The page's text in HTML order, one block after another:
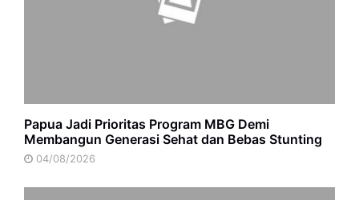
Papua Jadi Prioritas Program MBG Demi
Membangun Generasi Sehat dan Bebas Stunting
04/08/2026